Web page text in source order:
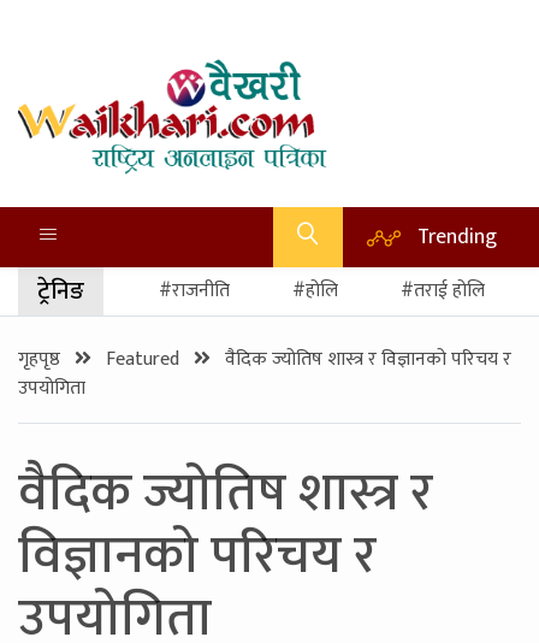
Trending
ट्रेनिङ #राजनीति #होलि #तराई होलि
गृहपृष्ठ Featured
वैदिक ज्योतिष शास्त्र र विज्ञानको परिचय र
उपयोगिता
वैदिक ज्योतिष शास्त्र र
विज्ञानको परिचय र
उपयोगिता